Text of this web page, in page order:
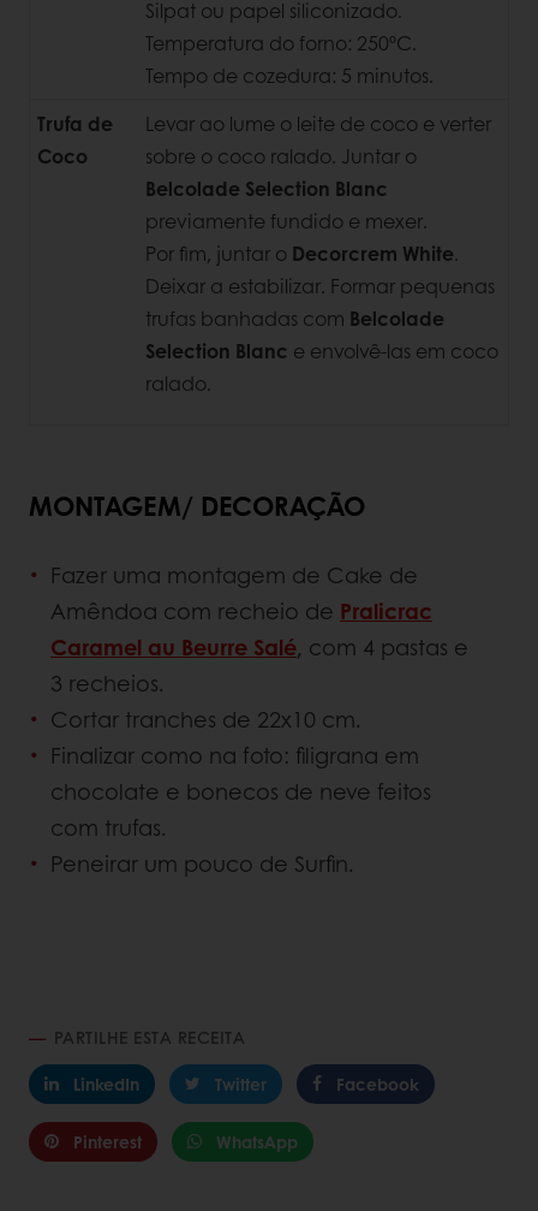
Silpat ou papel siliconizado.
Temperatura do forno: 250ºC.
Tempo de cozedura: 5 minutos.
Trufa de
Coco
Levar ao lume o leite de coco e verter
sobre o coco ralado. Juntar o
Belcolade Selection Blanc
previamente fundido e mexer.
Por fim, juntar o Decorcrem White.
Deixar a estabilizar. Formar pequenas
trufas banhadas com Belcolade
Selection Blanc e envolvê-las em coco
ralado.
MONTAGEM/ DECORAÇÃO
Fazer uma montagem de Cake de
Amêndoa com recheio de Pralicrac
Caramel au Beurre Salé, com 4 pastas e
3 recheios.
Cortar tranches de 22x10 cm.
Finalizar como na foto: filigrana em
chocolate e bonecos de neve feitos
com trufas.
Peneirar um pouco de Surfin.
PARTILHE ESTA RECEITA
LinkedIn
Twitter Facebook
Pinterest WhatsApp